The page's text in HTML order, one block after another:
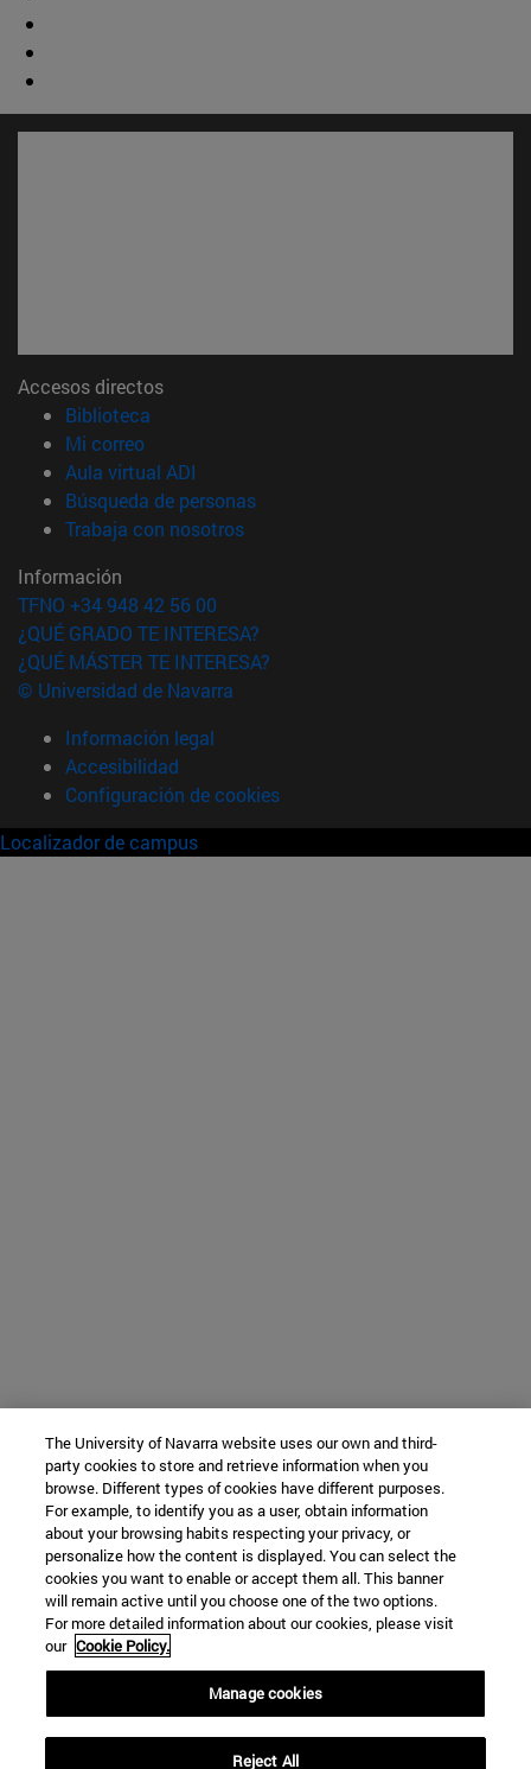
Accesos directos
Biblioteca
Mi correo(abre en nueva ventana)
Aula virtual ADI
Búsqueda de personas(abre en nueva ventana)
Trabaja con nosotros(abre en nueva ventana)
Información
TFNO +34 948 42 56 00
¿QUÉ GRADO TE INTERESA?
¿QUÉ MÁSTER TE INTERESA?
© Universidad de Navarra
Información legal
Accesibilidad
Configuración de cookies
Localizador de campus
The University of Navarra website uses our own and third-
party cookies to store and retrieve information when you
browse. Different types of cookies have different purposes.
For example, to identify you as a user, obtain information
about your browsing habits respecting your privacy, or
personalize how the content is displayed. You can select the
cookies you want to enable or accept them all. This banner
will remain active until you choose one of the two options.
For more detailed information about our cookies, please visit
our Cookie Policy.
Manage cookies
Reject All